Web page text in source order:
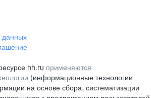
данных
hh.ru применяются
(информационные технологии
на основе сбора, систематизации